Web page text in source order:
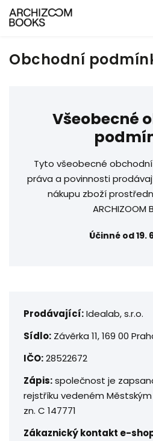
Obchodní
Všeobecné
Tyto všeobecné
práva a povinnosti
nákupu zboží
ARCHIZOOM
Účinné od 19.
Prodávající:Idealab, s.r.o.
Sídlo: Závěrka 11, 169 00
IČO:28522672
Zápis:společnost je
rejstříku vedeném
zn. C 147771
Zákaznický kontakt e-